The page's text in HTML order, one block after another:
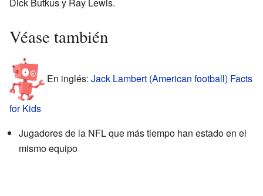
Dick Butkus y Ray Lewis.
Véase también
En inglés: Jack Lambert (American football) Facts
for Kids
Jugadores de la NFL que más tiempo han estado en el
mismo equipo